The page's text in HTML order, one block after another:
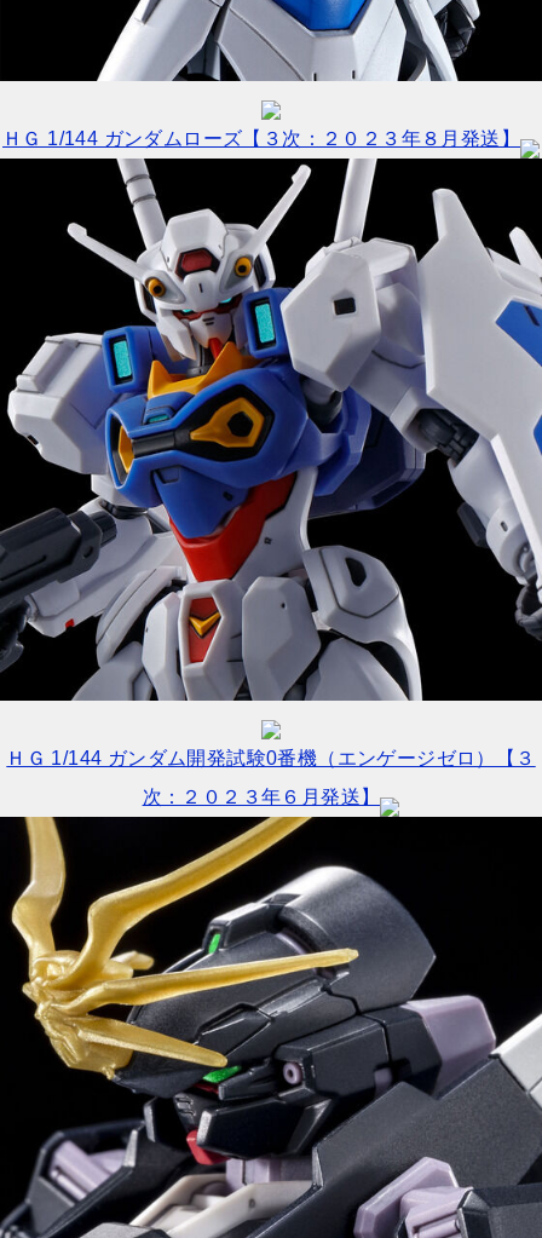
ＨＧ 1/144 ガンダムローズ【３次：２０２３年８月発送】
ＨＧ 1/144 ガンダム開発試験0番機（エンゲージゼロ）【３
次：２０２３年６月発送】